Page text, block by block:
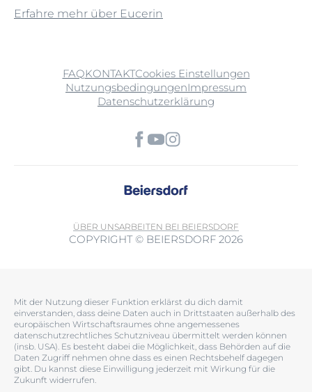
Erfahre mehr über Eucerin
FAQKONTAKTCookies Einstellungen
NutzungsbedingungenImpressum
Datenschutzerklärung
ÜBER UNSARBEITEN BEI BEIERSDORF
COPYRIGHT © BEIERSDORF 2026
Mit der Nutzung dieser Funktion erklärst du dich damit
einverstanden, dass deine Daten auch in Drittstaaten außerhalb des
europäischen Wirtschaftsraumes ohne angemessenes
datenschutzrechtliches Schutzniveau übermittelt werden können
(insb. USA). Es besteht dabei die Möglichkeit, dass Behörden auf die
Daten Zugriff nehmen ohne dass es einen Rechtsbehelf dagegen
gibt. Du kannst diese Einwilligung jederzeit mit Wirkung für die
Zukunft widerrufen.